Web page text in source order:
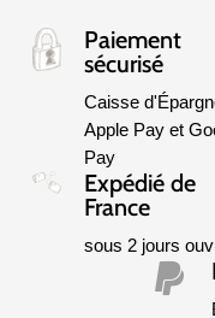
Paiement
sécurisé
Caisse
Apple Pay et
Pay
Expédié de
France
sous 2 jours
